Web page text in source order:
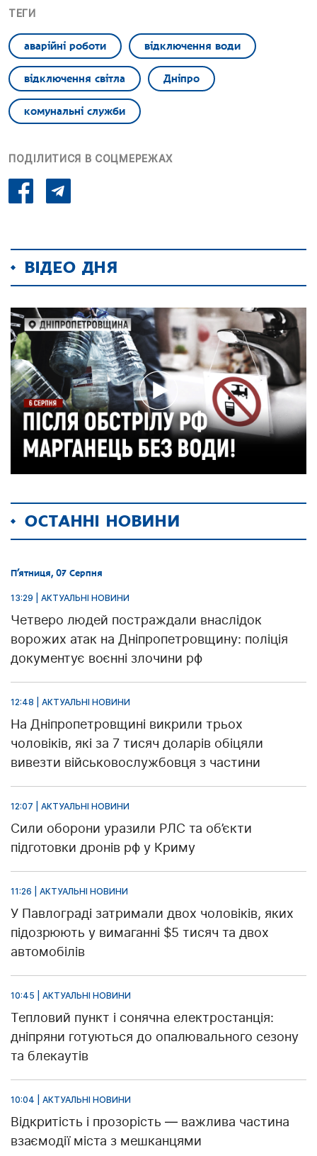
ТЕГИ
аварійні роботи відключення води
відключення світла Дніпро
комунальні служби
ПОДІЛИТИСЯ В СОЦМЕРЕЖАХ
ВІДЕО ДНЯ
ОСТАННІ НОВИНИ
П’ятниця, 07 Серпня
13:29 | АКТУАЛЬНІ НОВИНИ
Четверо людей постраждали внаслідок
ворожих атак на Дніпропетровщину: поліція
документує воєнні злочини рф
12:48 | АКТУАЛЬНІ НОВИНИ
На Дніпропетровщині викрили трьох
чоловіків, які за 7 тисяч доларів обіцяли
вивезти військовослужбовця з частини
12:07 | АКТУАЛЬНІ НОВИНИ
Сили оборони уразили РЛС та об’єкти
підготовки дронів рф у Криму
11:26 | АКТУАЛЬНІ НОВИНИ
У Павлограді затримали двох чоловіків, яких
підозрюють у вимаганні $5 тисяч та двох
автомобілів
10:45 | АКТУАЛЬНІ НОВИНИ
Тепловий пункт і сонячна електростанція:
дніпряни готуються до опалювального сезону
та блекаутів
10:04 | АКТУАЛЬНІ НОВИНИ
Відкритість і прозорість — важлива частина
взаємодії міста з мешканцями